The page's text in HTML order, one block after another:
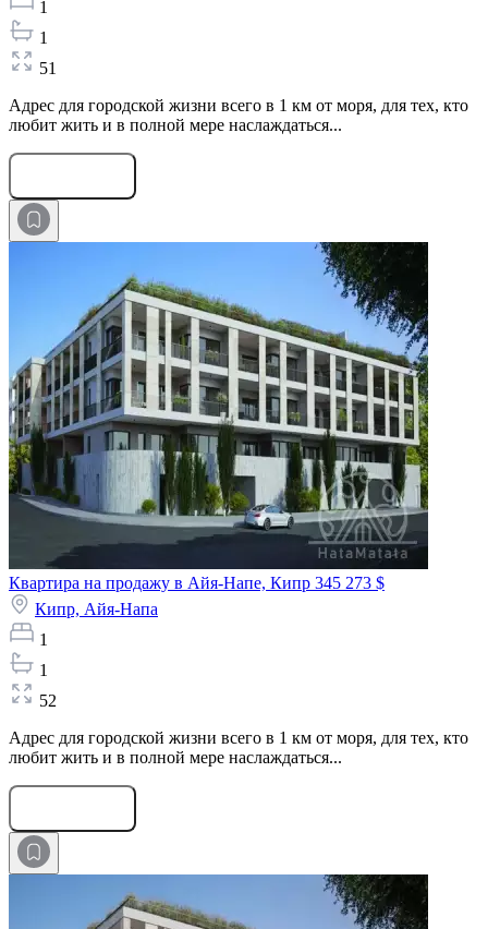
1
1
51
Адрес для городской жизни всего в 1 км от моря, для тех, кто
любит жить и в полной мере наслаждаться...
Квартира на продажу в Айя-Напе, Кипр 345 273 $
Кипр, Айя-Напа
1
1
52
Адрес для городской жизни всего в 1 км от моря, для тех, кто
любит жить и в полной мере наслаждаться...